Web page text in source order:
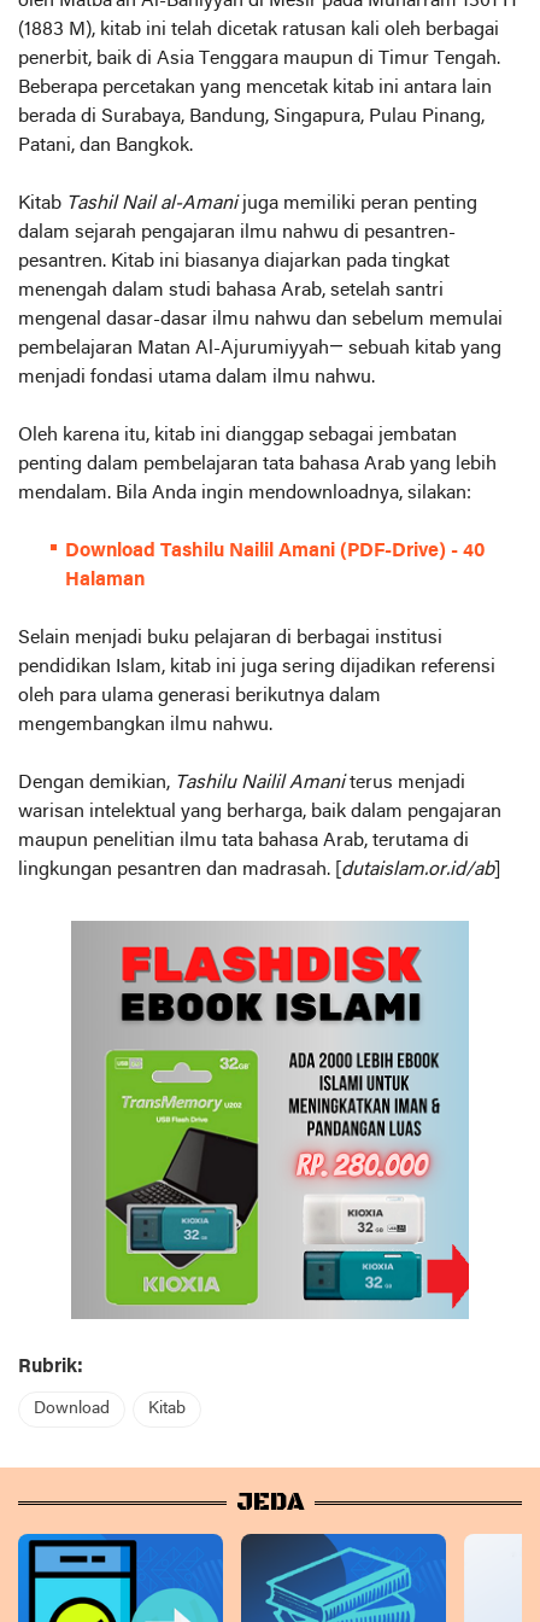
(1883 M), kitab ini telah dicetak ratusan kali oleh berbagai
penerbit, baik di Asia Tenggara maupun di Timur Tengah.
Beberapa percetakan yang mencetak kitab ini antara lain
berada di Surabaya, Bandung, Singapura, Pulau Pinang,
Patani, dan Bangkok.
Kitab Tashil Nail al-Amanijuga memiliki peran penting
dalam sejarah pengajaran ilmu nahwu di pesantren-
pesantren. Kitab ini biasanya diajarkan pada tingkat
menengah dalam studi bahasa Arab, setelah santri
mengenal dasar-dasar ilmu nahwu dan sebelum memulai
pembelajaran Matan Al-Ajurumiyyah— sebuah kitab yang
menjadi fondasi utama dalam ilmu nahwu.
Oleh karena itu, kitab ini dianggap sebagai jembatan
penting dalam pembelajaran tata bahasa Arab yang lebih
mendalam. Bila Anda ingin mendownloadnya, silakan:
Download Tashilu Nailil Amani (PDF-Drive) - 40
Halaman
Selain menjadi buku pelajaran di berbagai institusi
pendidikan Islam, kitab ini juga sering dijadikan referensi
oleh para ulama generasi berikutnya dalam
mengembangkan ilmu nahwu.
Dengan demikian, Tashilu Nailil Amaniterus menjadi
warisan intelektual yang berharga, baik dalam pengajaran
maupun penelitian ilmu tata bahasa Arab, terutama di
lingkungan pesantren dan madrasah. [ dutaislam.or.id/ab]
Rubrik:
Download Kitab
JEDA